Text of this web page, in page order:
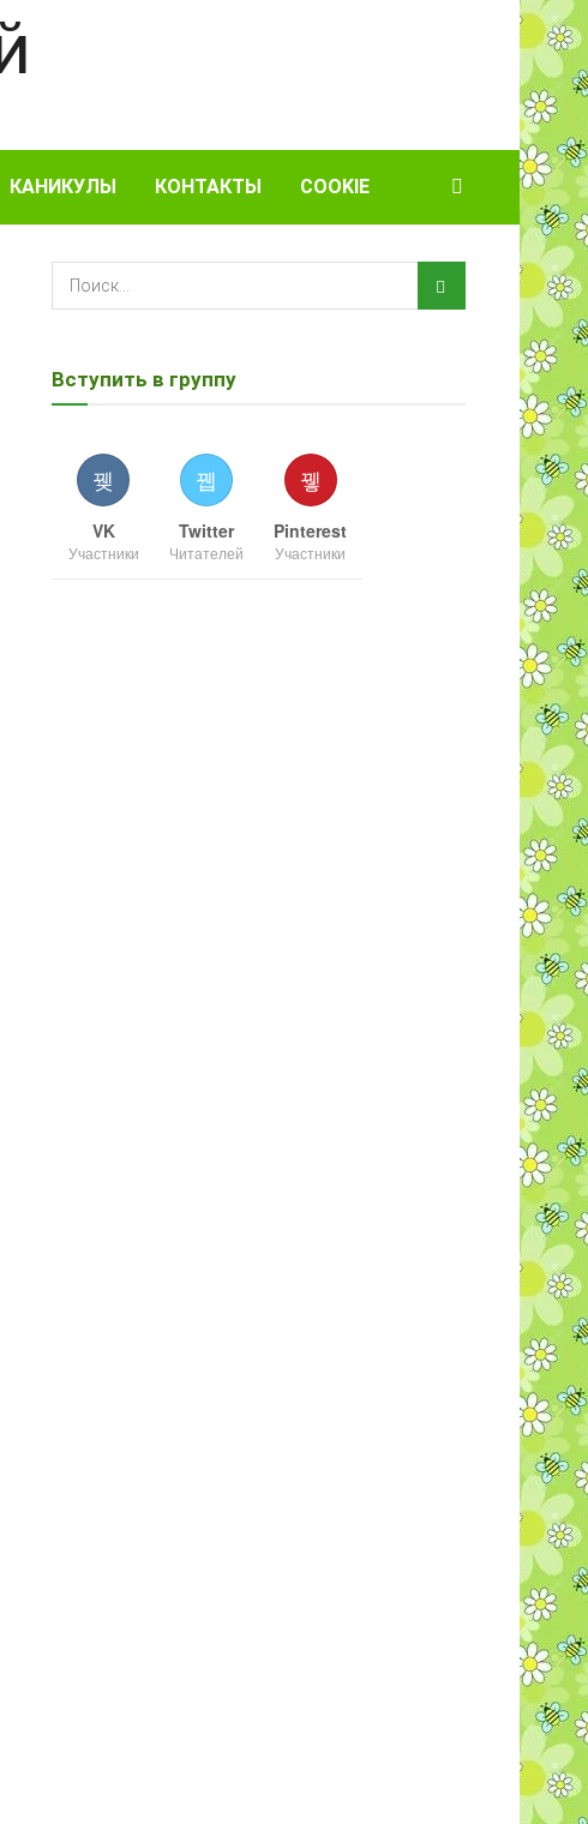
КАНИКУЛЫ КОНТАКТЫ COOKIE
Вступить в группу
VK
Участники
Twitter
Читателей
Pinterest
Участники